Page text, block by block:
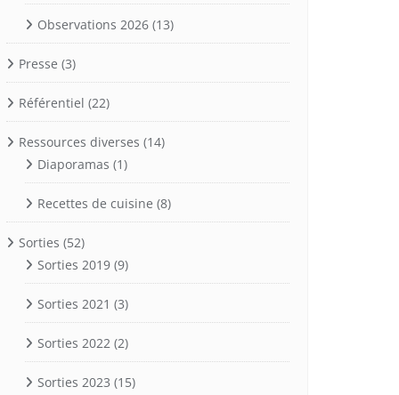
Observations 2026 (13)
Presse (3)
Référentiel (22)
Ressources diverses (14)
Diaporamas (1)
Recettes de cuisine (8)
Sorties (52)
Sorties 2019 (9)
Sorties 2021 (3)
Sorties 2022 (2)
Sorties 2023 (15)